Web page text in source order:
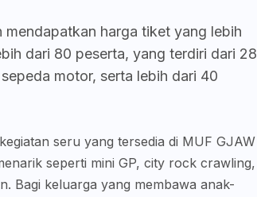
harga tiket yang lebih
dari 80 peserta, yang terdiri dari 28
motor, serta lebih dari 40
seru yang tersedia di MUF GJAW
seperti mini GP, city rock crawling,
Bagi keluarga yang membawa anak-